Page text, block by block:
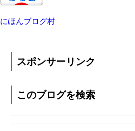
にほんブログ村
スポンサーリンク
このブログを検索